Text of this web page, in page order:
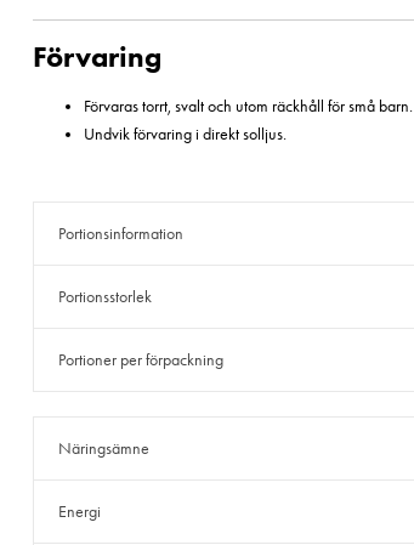
Förvaring
Förvaras torrt, svalt och utom räckhåll för små barn.
Undvik förvaring i direkt solljus.
Portionsinformation
Portionsstorlek
Portioner per förpackning
Näringsämne
Energi